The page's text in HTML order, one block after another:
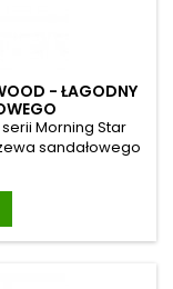
- ŁAGODNY
serii Morning Star
sandałowego
szlachetny
aromat,
i miodu.
o zapachu
klasztorach zen.